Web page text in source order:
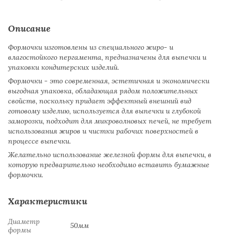
Описание
Формочки изготовлены из специального жиро- и
влагостойкого пергамента, предназначены для выпечки и
упаковки кондитерских изделий.
Формочки - это современная, эстетичная и экономически
выгодная упаковка, обладающая рядом положительных
свойств, поскольку придает эффектный внешний вид
готовому изделию, используется для выпечки и глубокой
заморозки, подходит для микроволновых печей, не требует
использования жиров и чистки рабочих поверхностей в
процессе выпечки.
Желательно использование железной формы для выпечки, в
которую предварительно необходимо вставить бумажные
формочки.
Характеристики
Диаметр
формы
50мм